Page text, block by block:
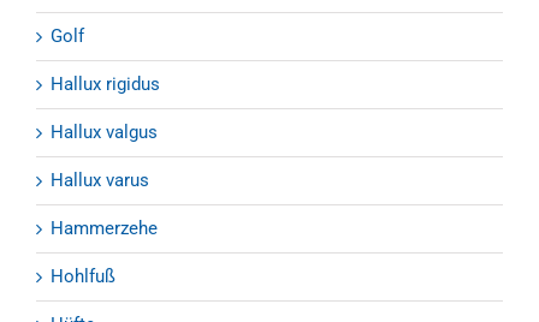
Golf
Hallux rigidus
Hallux valgus
Hallux varus
Hammerzehe
Hohlfuß